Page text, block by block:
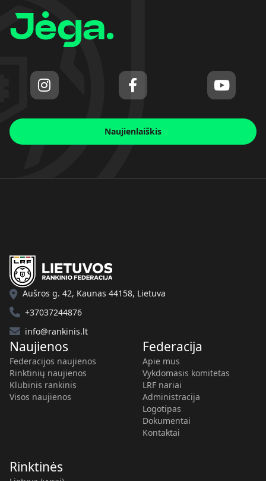
Jėga.
Naujienlaiškis
Aušros g. 42, Kaunas 44158, Lietuva
+37037244876
info@rankinis.lt
Naujienos
Federacijos naujienos
Rinktinių naujienos
Klubinis rankinis
Visos naujienos
Federacija
Apie mus
Vykdomasis komitetas
LRF nariai
Administracija
Logotipas
Dokumentai
Kontaktai
Rinktinės